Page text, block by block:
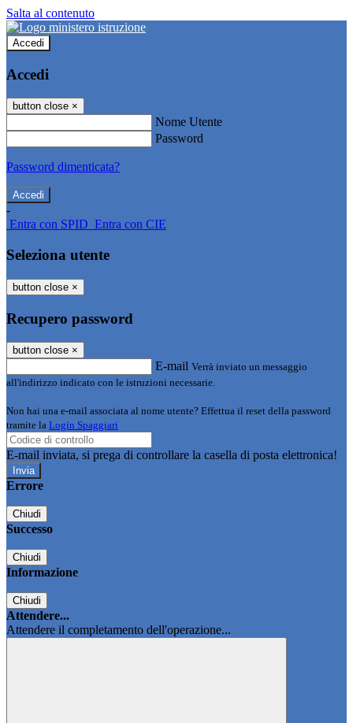
Salta al contenuto
Accedi
Accedi
button close ×
Nome Utente
Password
Password dimenticata?
-
Entra con SPID Entra con CIE
Seleziona utente
button close ×
Recupero password
button close ×
E-mail Verrà inviato un messaggio
all'indirizzo indicato con le istruzioni necessarie.
Non hai una e-mail associata al nome utente? Effettua il reset della password
tramite la Login Spaggiari
E-mail inviata, si prega di controllare la casella di posta elettronica!
Errore
Chiudi
Successo
Chiudi
Informazione
Chiudi
Attendere...
Attendere il completamento dell'operazione...